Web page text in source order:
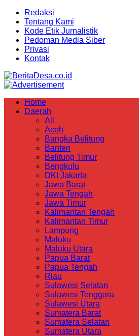
Redaksi
Tentang Kami
Kode Etik Jurnalistik
Pedoman Media Siber
Privasi
Kontak
Home
Daerah
All
Aceh
Bangka Belitung
Banten
Belitung Timur
Bengkulu
DKI Jakarta
Jawa Barat
Jawa Tengah
Jawa Timur
Kalimantan Tengah
Kalimantan Timur
Lampung
Maluku
Maluku Utara
Papua Barat
Papua Tengah
Riau
Sulawesi Selatan
Sulawesi Tenggara
Sulawesi Utara
Sumatera Barat
Sumatera Selatan
Sumatera Utara